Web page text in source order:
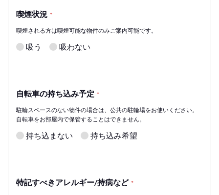
喫煙状況 *
喫煙される方は喫煙可能な物件のみご案内可能です。
吸う 吸わない
自転車の持ち込み予定 *
駐輪スペースのない物件の場合は、公共の駐輪場をお使いください。
自転車をお部屋内で保管することはできません。
持ち込まない 持ち込み希望
特記すべきアレルギー/持病など *